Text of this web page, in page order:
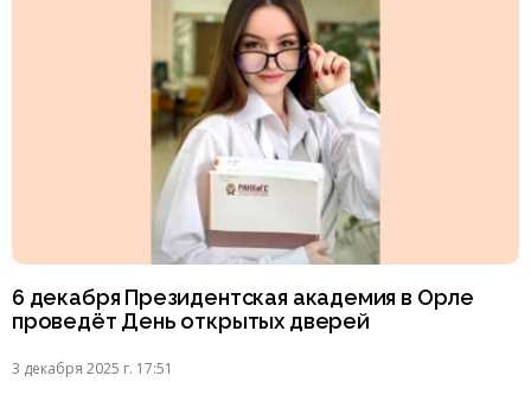
6 декабря Президентская академия в Орле
проведёт День открытых дверей
3 декабря 2025 г. 17:51